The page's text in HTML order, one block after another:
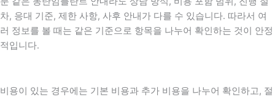
차, 응대 기준, 제한 사항, 사후 안내가 다를 수 있습니다. 따라서 여
러 정보를 볼 때는 같은 기준으로 항목을 나누어 확인하는 것이 안정
적입니다.
비용이 있는 경우에는 기본 비용과 추가 비용을 나누어 확인하고, 절